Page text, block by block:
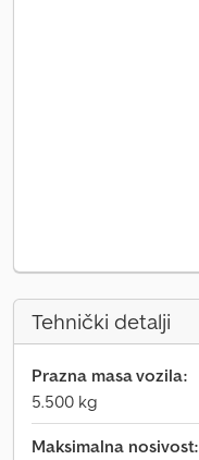
Tehnički detalji
Prazna masa vozila:
5.500 kg
Maksimalna nosivost: